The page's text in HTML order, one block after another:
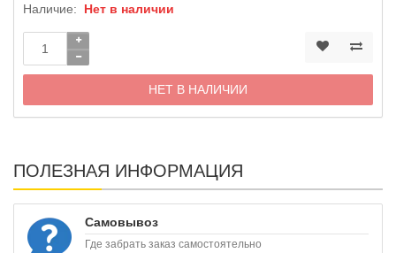
Наличие: Нет в наличии
НЕТ В НАЛИЧИИ
ПОЛЕЗНАЯ ИНФОРМАЦИЯ
Самовывоз
Где забрать заказ самостоятельно